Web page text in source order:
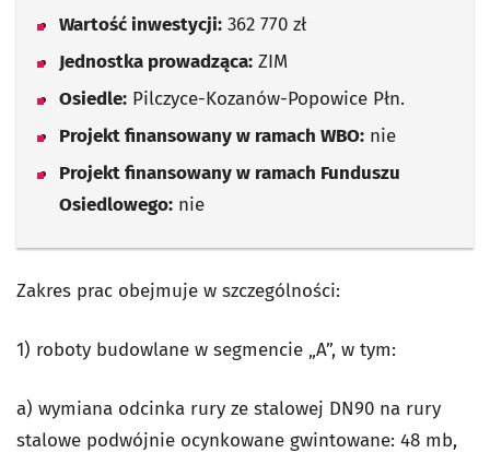
Wartość inwestycji: 362 770 zł
Jednostka prowadząca: ZIM
Osiedle: Pilczyce-Kozanów-Popowice Płn.
Projekt finansowany w ramach WBO: nie
Projekt finansowany w ramach Funduszu
Osiedlowego: nie
Zakres prac obejmuje w szczególności:
1) roboty budowlane w segmencie „A”, w tym:
a) wymiana odcinka rury ze stalowej DN90 na rury
stalowe podwójnie ocynkowane gwintowane: 48 mb,